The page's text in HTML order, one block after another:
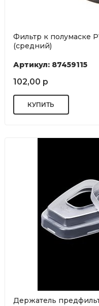
Фильтр к полумаске
(средний)
Артикул: 87459115
102,00 р
Держатель